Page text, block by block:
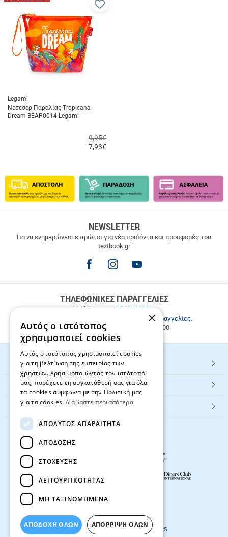
Legami
Νεσεσέρ Παραλίας Tropicana
Dream BEAP0014 Legami
7,93€
9,95€
Προσθήκη
ΜΕΤΑΦΟΡΙΚΑ
άνω
NEWSLETTER
Για να ενημερώνεστε πρώτοι για νέα προϊόντα και προσφορές του
textbook.gr
ΤΗΛΕΦΩΝΙΚΕΣ ΠΑΡΑΓΓΕΛΙΕΣ
Καλέστε μας2811217297.
Εξυπηρέτηση πελατών & τηλεφωνικές παραγγελίες.
Δευ. - Παρ. 9:00-17:00, Σάβ. 9:00-15:00
HOT ΚΑΤΗΓΟΡΙΕΣ
ΕΞΥΠΗΡΕΤΗΣΗ ΠΕΛΑΤΩΝ
Textbook.gr
© 2026 textbook.gr All rights reserved
Designed & developed by
NETMECHANICS
×
Αυτός ο ιστότοπος
χρησιμοποιεί cookies
Αυτός ο ιστότοπος χρησιμοποιεί cookies
για τη βελτίωση της εμπειρίας των
χρηστών. Χρησιμοποιώντας τον ιστότοπό
μας, παρέχετε τη συγκατάθεσή σας για όλα
τα cookies σύμφωνα με την Πολιτική μας
για τα cookies. Διαβάστε περισσότερα
ΑΠΟΛΎΤΩΣ ΑΠΑΡΑΊΤΗΤΑ
ΑΠΌΔΟΣΗΣ
ΣΤΌΧΕΥΣΗΣ
ΛΕΙΤΟΥΡΓΙΚΌΤΗΤΑΣ
ΜΗ ΤΑΞΙΝΟΜΗΜΈΝΑ
ΑΠΟΔΟΧΗ ΟΛΩΝ ΑΠΌΡΡΙΨΗ ΌΛΩΝ